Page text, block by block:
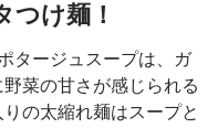
つけ麺！
タージュスープは、ガ
菜の甘さが感じられる
の太縮れ麺はスープと